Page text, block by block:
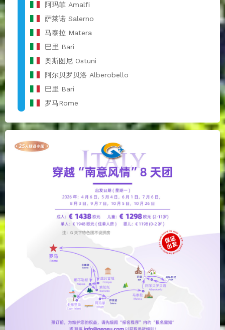
阿玛菲 Amalfi
萨莱诺 Salerno
马泰拉 Matera
巴里 Bari
奥斯图尼 Ostuni
阿尔贝罗贝洛 Alberobello
巴里 Bari
罗马Rome